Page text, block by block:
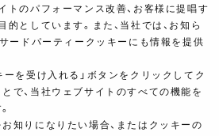
トのパフォーマンス改善、お客様に提唱す
的としています。また、当社では、お知ら
サードパーティークッキーにも情報を提供
ーを受け入れる」ボタンをクリックしてク
で、当社ウェブサイトのすべての機能を
知りになりたい場合、またはクッキーの